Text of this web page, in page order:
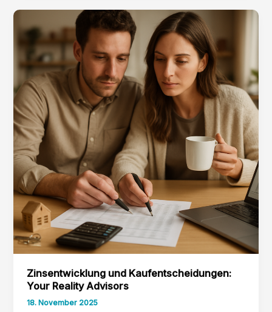
Käufer
Your
Reality
Advisors
Zinsentwicklung und Kaufentscheidungen:
Your Reality Advisors
18. November 2025